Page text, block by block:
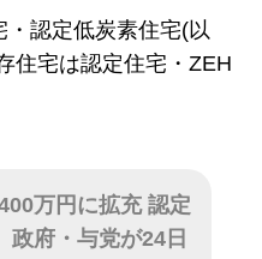
認定低炭素住宅(以
住宅は認定住宅・ZEH
万円に拡充 認定
政府・与党が24日